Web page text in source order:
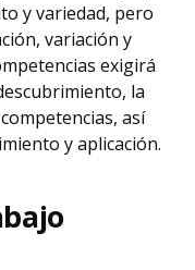
y variedad, pero
variación y
exigirá
la
así
y aplicación.